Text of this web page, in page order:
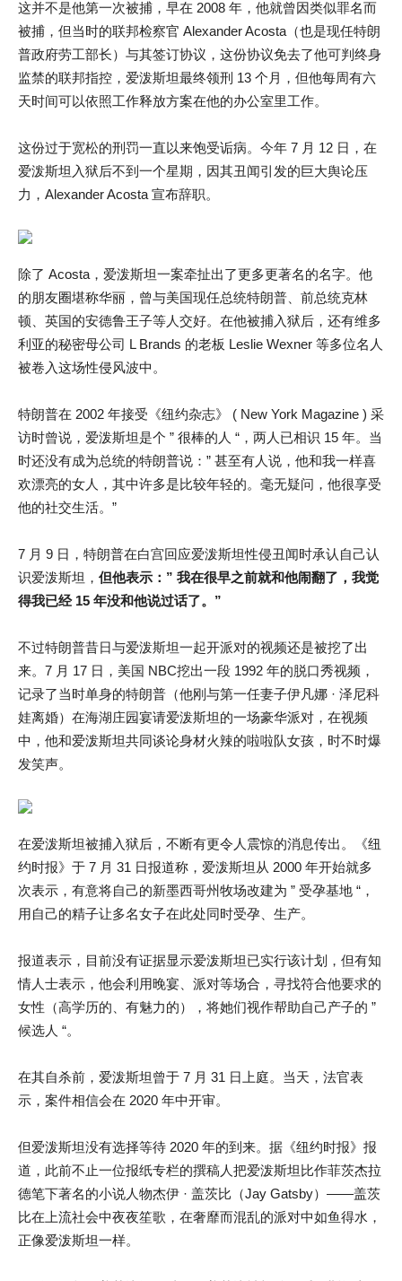
这并不是他第一次被捕，早在 2008 年，他就曾因类似罪名而
被捕，但当时的联邦检察官 Alexander Acosta（也是现任特朗
普政府劳工部长）与其签订协议，这份协议免去了他可判终身
监禁的联邦指控，爱泼斯坦最终领刑 13 个月，但他每周有六
天时间可以依照工作释放方案在他的办公室里工作。
这份过于宽松的刑罚一直以来饱受诟病。今年 7 月 12 日，在
爱泼斯坦入狱后不到一个星期，因其丑闻引发的巨大舆论压
力，Alexander Acosta 宣布辞职。
除了 Acosta，爱泼斯坦一案牵扯出了更多更著名的名字。他
的朋友圈堪称华丽，曾与美国现任总统特朗普、前总统克林
顿、英国的安德鲁王子等人交好。在他被捕入狱后，还有维多
利亚的秘密母公司 L Brands 的老板 Leslie Wexner 等多位名人
被卷入这场性侵风波中。
特朗普在 2002 年接受《纽约杂志》 ( New York Magazine ) 采
访时曾说，爱泼斯坦是个 ” 很棒的人 “，两人已相识 15 年。当
时还没有成为总统的特朗普说：” 甚至有人说，他和我一样喜
欢漂亮的女人，其中许多是比较年轻的。毫无疑问，他很享受
他的社交生活。”
7 月 9 日，特朗普在白宫回应爱泼斯坦性侵丑闻时承认自己认
识爱泼斯坦， 但他表示：” 我在很早之前就和他闹翻了，我觉
得我已经 15 年没和他说过话了。”
不过特朗普昔日与爱泼斯坦一起开派对的视频还是被挖了出
来。7 月 17 日，美国 NBC挖出一段 1992 年的脱口秀视频，
记录了当时单身的特朗普（他刚与第一任妻子伊凡娜 · 泽尼科
娃离婚）在海湖庄园宴请爱泼斯坦的一场豪华派对，在视频
中，他和爱泼斯坦共同谈论身材火辣的啦啦队女孩，时不时爆
发笑声。
在爱泼斯坦被捕入狱后，不断有更令人震惊的消息传出。《纽
约时报》于 7 月 31 日报道称，爱泼斯坦从 2000 年开始就多
次表示，有意将自己的新墨西哥州牧场改建为 ” 受孕基地 “，
用自己的精子让多名女子在此处同时受孕、生产。
报道表示，目前没有证据显示爱泼斯坦已实行该计划，但有知
情人士表示，他会利用晚宴、派对等场合，寻找符合他要求的
女性（高学历的、有魅力的），将她们视作帮助自己产子的 ”
候选人 “。
在其自杀前，爱泼斯坦曾于 7 月 31 日上庭。当天，法官表
示，案件相信会在 2020 年中开审。
但爱泼斯坦没有选择等待 2020 年的到来。据《纽约时报》报
道，此前不止一位报纸专栏的撰稿人把爱泼斯坦比作菲茨杰拉
德笔下著名的小说人物杰伊 · 盖茨比（Jay Gatsby）——盖茨
比在上流社会中夜夜笙歌，在奢靡而混乱的派对中如鱼得水，
正像爱泼斯坦一样。